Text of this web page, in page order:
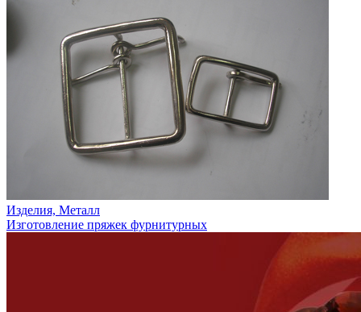
Изделия, Металл
Изготовление пряжек фурнитурных